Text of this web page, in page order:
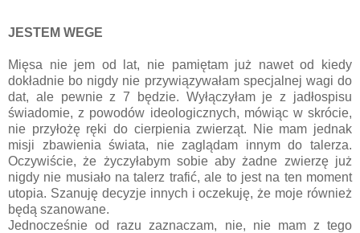
JESTEM WEGE
Mięsa nie jem od lat, nie pamiętam już nawet od kiedy
dokładnie bo nigdy nie przywiązywałam specjalnej wagi do
dat, ale pewnie z 7 będzie. Wyłączyłam je z jadłospisu
świadomie, z powodów ideologicznych, mówiąc w skrócie,
nie przyłożę ręki do cierpienia zwierząt. Nie mam jednak
misji zbawienia świata, nie zaglądam innym do talerza.
Oczywiście, że życzyłabym sobie aby żadne zwierzę już
nigdy nie musiało na talerz trafić, ale to jest na ten moment
utopia. Szanuję decyzje innych i oczekuję, że moje również
będą szanowane.
Jednocześnie od razu zaznaczam, nie, nie mam z tego